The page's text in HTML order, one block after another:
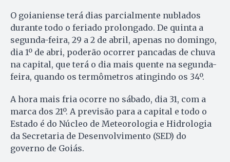
O goianiense terá dias parcialmente nublados
durante todo o feriado prolongado. De quinta a
segunda-feira, 29 a 2 de abril, apenas no domingo,
dia 1º de abri, poderão ocorrer pancadas de chuva
na capital, que terá o dia mais quente na segunda-
feira, quando os termômetros atingindo os 34º.
A hora mais fria ocorre no sábado, dia 31, com a
marca dos 21º. A previsão para a capital e todo o
Estado é do Núcleo de Meteorologia e Hidrologia
da Secretaria de Desenvolvimento (SED) do
governo de Goiás.